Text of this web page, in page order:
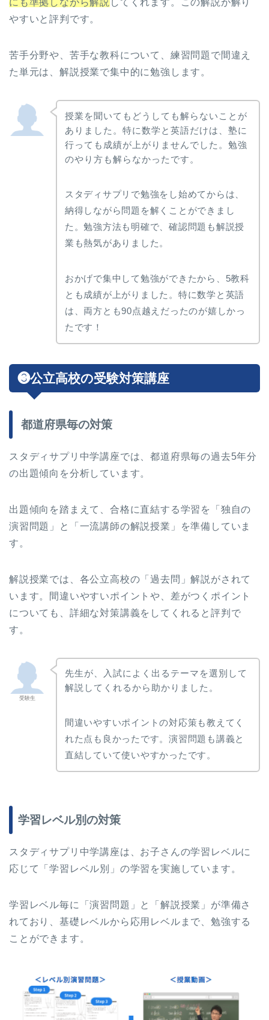
にも準拠しながら解説 してくれます。この解説が解り
やすいと評判です。
苦手分野や、苦手な教科について、練習問題で間違え
た単元は、解説授業で集中的に勉強します。
授業を聞いてもどうしても解らないことが
ありました。特に数学と英語だけは、塾に
行っても成績が上がりませんでした。勉強
のやり方も解らなかったです。
スタディサプリで勉強をし始めてからは、
納得しながら問題を解くことができまし
た。勉強方法も明確で、確認問題も解説授
業も熱気がありました。
おかげで集中して勉強ができたから、5教科
とも成績が上がりました。特に数学と英語
は、両方とも90点越えだったのが嬉しかっ
たです！
❸公立高校の受験対策講座
都道府県毎の対策
スタディサプリ中学講座では、都道府県毎の過去5年分
の出題傾向を分析しています。
出題傾向を踏まえて、合格に直結する学習を「独自の
演習問題」と「一流講師の解説授業」を準備していま
す。
解説授業では、各公立高校の「過去問」解説がされて
います。間違いやすいポイントや、差がつくポイント
についても、詳細な対策講義をしてくれると評判で
す。
受験生
先生が、入試によく出るテーマを選別して
解説してくれるから助かりました。
間違いやすいポイントの対応策も教えてく
れた点も良かったです。演習問題も講義と
直結していて使いやすかったです。
学習レベル別の対策
スタディサプリ中学講座は、お子さんの学習レベルに
応じて「学習レベル別」の学習を実施しています。
学習レベル毎に「演習問題」と「解説授業」が準備さ
れており、基礎レベルから応用レベルまで、勉強する
ことができます。